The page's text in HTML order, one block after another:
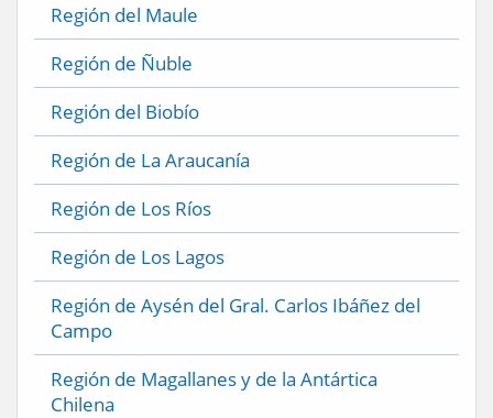
Región del Maule
Región de Ñuble
Región del Biobío
Región de La Araucanía
Región de Los Ríos
Región de Los Lagos
Región de Aysén del Gral. Carlos Ibáñez del
Campo
Región de Magallanes y de la Antártica
Chilena